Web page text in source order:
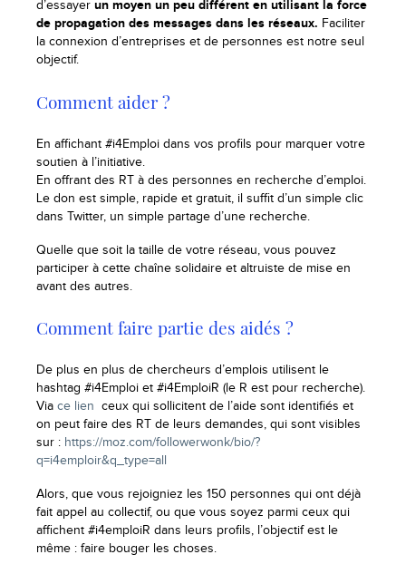
d’essayer un moyen un peu différent en utilisant la force
de propagation des messages dans les réseaux. Faciliter
la connexion d’entreprises et de personnes est notre seul
objectif.
Comment aider ?
En affichant #i4Emploi dans vos profils pour marquer votre
soutien à l’initiative.
En offrant des RT à des personnes en recherche d’emploi.
Le don est simple, rapide et gratuit, il suffit d’un simple clic
dans Twitter, un simple partage d’une recherche.
Quelle que soit la taille de votre réseau, vous pouvez
participer à cette chaîne solidaire et altruiste de mise en
avant des autres.
Comment faire partie des aidés ?
De plus en plus de chercheurs d’emplois utilisent le
hashtag #i4Emploi et #i4EmploiR (le R est pour recherche).
Via ce lien ceux qui sollicitent de l’aide sont identifiés et
on peut faire des RT de leurs demandes, qui sont visibles
sur : https://moz.com/followerwonk/bio/?
q=i4emploir&q_type=all
Alors, que vous rejoigniez les 150 personnes qui ont déjà
fait appel au collectif, ou que vous soyez parmi ceux qui
affichent #i4emploiR dans leurs profils, l’objectif est le
même : faire bouger les choses.